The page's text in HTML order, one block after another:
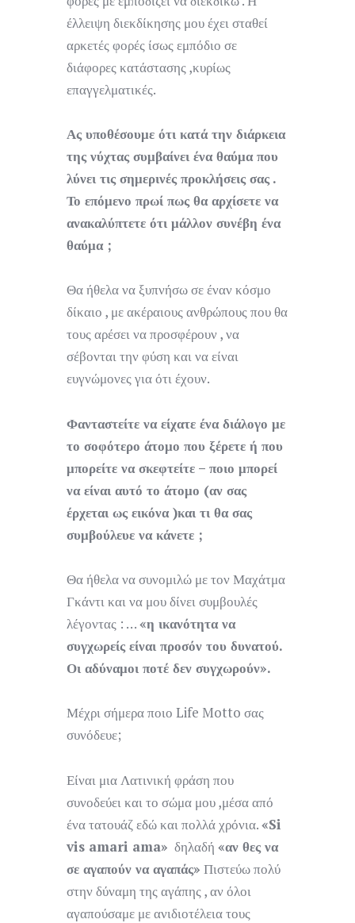
έλλειψη διεκδίκησης μου έχει σταθεί
αρκετές φορές ίσως εμπόδιο σε
διάφορες κατάστασης ,κυρίως
επαγγελματικές.
Ας υποθέσουμε ότι κατά την διάρκεια
της νύχτας συμβαίνει ένα θαύμα που
λύνει τις σημερινές προκλήσεις σας .
Το επόμενο πρωί πως θα αρχίσετε να
ανακαλύπτετε ότι μάλλον συνέβη ένα
θαύμα ;
Θα ήθελα να ξυπνήσω σε έναν κόσμο
δίκαιο , με ακέραιους ανθρώπους που θα
τους αρέσει να προσφέρουν , να
σέβονται την φύση και να είναι
ευγνώμονες για ότι έχουν.
Φανταστείτε να είχατε ένα διάλογο με
το σοφότερο άτομο που ξέρετε ή που
μπορείτε να σκεφτείτε – ποιο μπορεί
να είναι αυτό το άτομο (αν σας
έρχεται ως εικόνα )και τι θα σας
συμβούλευε να κάνετε ;
Θα ήθελα να συνομιλώ με τον Μαχάτμα
Γκάντι και να μου δίνει συμβουλές
λέγοντας : …«η ικανότητα να
συγχωρείς είναι προσόν του δυνατού.
Οι αδύναμοι ποτέ δεν συγχωρούν».
Μέχρι σήμερα ποιο Life Motto σας
συνόδευε;
Είναι μια Λατινική φράση που
συνοδεύει και το σώμα μου ,μέσα από
ένα τατουάζ εδώ και πολλά χρόνια.«Si
vis amari ama» δηλαδή «αν θες να
σε αγαπούν να αγαπάς» Πιστεύω πολύ
στην δύναμη της αγάπης , αν όλοι
αγαπούσαμε με ανιδιοτέλεια τους